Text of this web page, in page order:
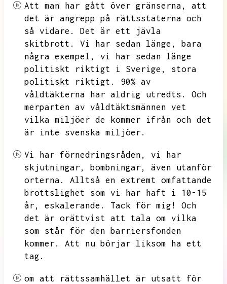
Att man har gått över gränserna,
att
det är angrepp på rättsstaterna och
så vidare.
Det är ett jävla
skitbrott.
Vi har sedan länge,
bara
några exempel,
vi har sedan länge
politiskt riktigt i Sverige,
stora
politiskt riktigt.
90% av
våldtäkterna har aldrig utredts.
Och
merparten av våldtäktsmännen vet
vilka miljöer de kommer ifrån och det
är inte svenska miljöer.
Vi har förnedringsråden,
vi har
skjutningar,
bombningar,
även utanför
orterna.
Alltså en extremt omfattande
brottslighet som vi har haft i 10-15
år,
eskalerande. Tack för mig!
Och
det är orättvist att tala om vilka
som står för den barriersfonden
kommer.
Att nu börjar liksom ha ett
tag.
om att rättssamhället är utsatt för